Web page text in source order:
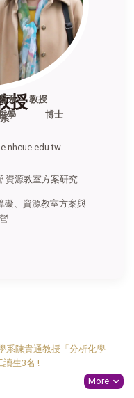
授
育系 教授
育哲學 博士
.資源教室方案研究
礙、資源教室方案與
系陳貴通教授「分析化學
生3名 !
More